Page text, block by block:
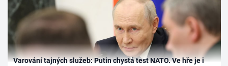
Varování tajných služeb: Putin chystá test NATO. Ve hře je i